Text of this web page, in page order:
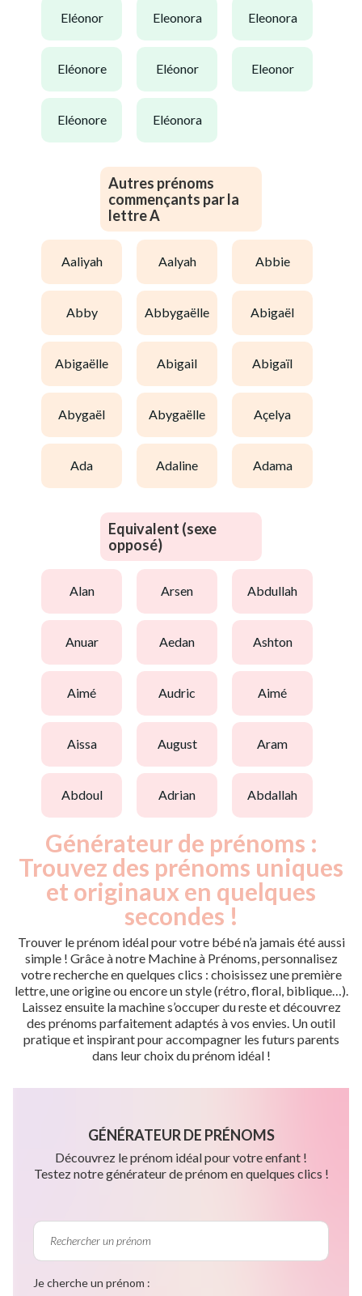
eléonor eleonora eleonora
eléonore eléonor eleonor
eléonore eléonora
Autres prénoms
commençants par la
lettre A
aaliyah aalyah abbie
abby abbygaëlle abigaël
abigaëlle abigail abigaïl
abygaël abygaëlle açelya
ada adaline adama
Equivalent (sexe
opposé)
alan arsen abdullah
anuar aedan ashton
aimé audric aimé
aissa august aram
abdoul adrian abdallah
Générateur de prénoms :
Trouvez des prénoms uniques
et originaux en quelques
secondes !
Trouver le prénom idéal pour votre bébé n’a jamais été aussi
simple ! Grâce à notre Machine à Prénoms, personnalisez
votre recherche en quelques clics : choisissez une première
lettre, une origine ou encore un style (rétro, floral, biblique…).
Laissez ensuite la machine s’occuper du reste et découvrez
des prénoms parfaitement adaptés à vos envies. Un outil
pratique et inspirant pour accompagner les futurs parents
dans leur choix du prénom idéal !
GÉNÉRATEUR DE PRÉNOMS
Découvrez le prénom idéal pour votre enfant !
Testez notre générateur de prénom en quelques clics !
Je cherche un prénom :